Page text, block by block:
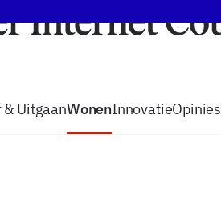
& UitgaanWonenInnovatieOpinies